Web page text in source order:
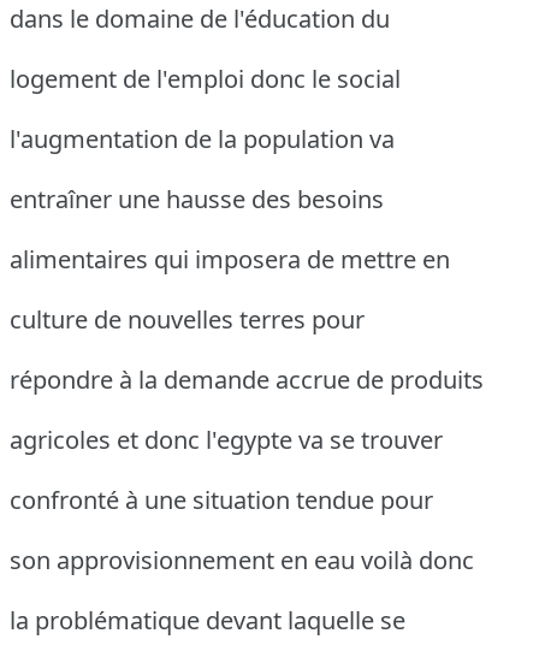
dans le domaine de l'éducation du
logement de l'emploi donc le social
l'augmentation de la population va
entraîner une hausse des besoins
alimentaires qui imposera de mettre en
culture de nouvelles terres pour
répondre à la demande accrue de produits
agricoles et donc l'egypte va se trouver
confronté à une situation tendue pour
son approvisionnement en eau voilà donc
la problématique devant laquelle se